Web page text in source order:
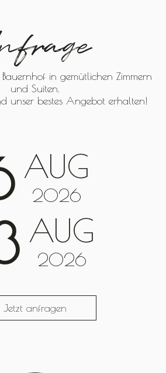
in gemütlichen Zimmern
und Suiten.
unser bestes Angebot erhalten!
AUG
2026
AUG
2026
Jetzt anfragen